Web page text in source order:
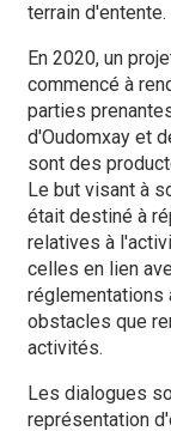
terrain d'entente.
En 2020, un
commencé à
parties
d'Oudomxay et
sont des
Le but visant à
était destiné à
relatives à
celles en lien
réglementations
obstacles que
activités.
Les dialogues
représentation